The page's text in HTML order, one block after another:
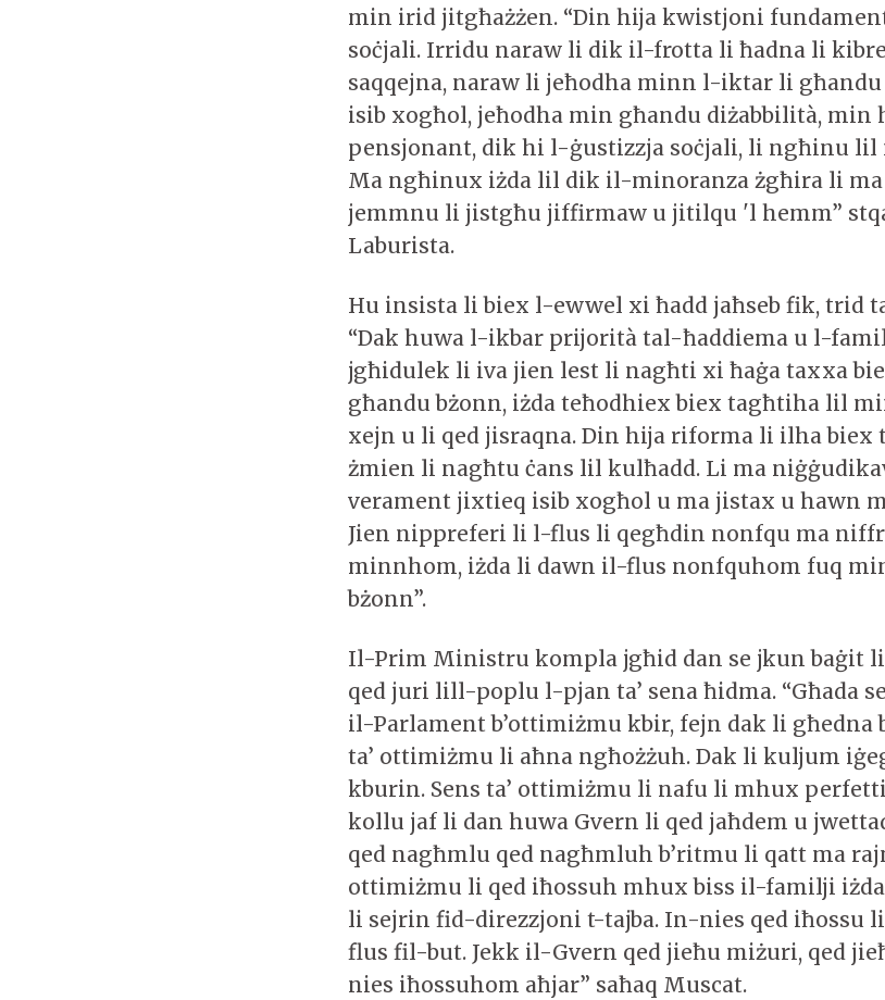
min irid jitgħażżen. “Din hija kwistjoni
soċjali. Irridu naraw li dik il-frotta li ħadna li
saqqejna, naraw li jeħodha minn l-iktar li
isib xogħol, jeħodha min għandu diżabbilità, min
pensjonant, dik hi l-ġustizzja soċjali, li ngħinu lil
Ma ngħinux iżda lil dik il-minoranza żgħira li
jemmnu li jistgħu jiffirmaw u jitilqu 'l hemm”
Laburista.
Hu insista li biex l-ewwel xi ħadd jaħseb fik, trid
“Dak huwa l-ikbar prijorità tal-ħaddiema u l-
jgħidulek li iva jien lest li nagħti xi ħaġa taxxa
għandu bżonn, iżda teħodhiex biex tagħtiha lil
xejn u li qed jisraqna. Din hija riforma li ilha biex
żmien li nagħtu ċans lil kulħadd. Li ma
verament jixtieq isib xogħol u ma jistax u hawn
Jien nippreferi li l-flus li qegħdin nonfqu ma
minnhom, iżda li dawn il-flus nonfquhom fuq
bżonn”.
Il-Prim Ministru kompla jgħid dan se jkun baġit
qed juri lill-poplu l-pjan ta’ sena ħidma. “Għada
il-Parlament b’ottimiżmu kbir, fejn dak li għedna
ta’ ottimiżmu li aħna ngħożżuh. Dak li kuljum
kburin. Sens ta’ ottimiżmu li nafu li mhux
kollu jaf li dan huwa Gvern li qed jaħdem u
qed nagħmlu qed nagħmluh b’ritmu li qatt ma
ottimiżmu li qed iħossuh mhux biss il-familji
li sejrin fid-direzzjoni t-tajba. In-nies qed iħossu
flus fil-but. Jekk il-Gvern qed jieħu miżuri, qed
nies iħossuhom aħjar” saħaq Muscat.